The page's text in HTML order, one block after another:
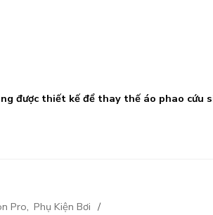
được thiết kế để thay thế áo phao cứu
Pro, Phụ Kiện Bơi